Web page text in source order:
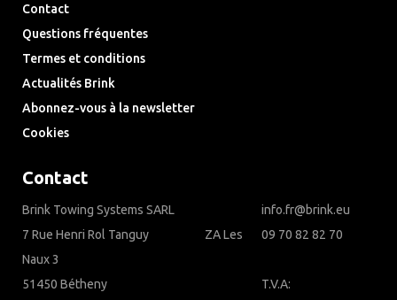
Contact
Questions fréquentes
Termes et conditions
Actualités Brink
Abonnez-vous à la newsletter
Cookies
Contact
Brink Towing Systems SARL
7 Rue Henri Rol Tanguy‎ ‎ ‎ ‎ ‎ ‎ ‎ ‎ ‎ ‎ ‎ ‎ ‎ ‎ ‎ ‎ ‎ ‎ ‎ ‎ ‎ ZA Les
Naux 3
51450 Bétheny
info.fr@brink.eu
09 70 82 82 70
T.V.A: